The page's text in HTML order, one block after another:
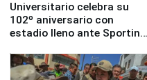
Universitario celebra su
102º aniversario con
estadio lleno ante Sporting